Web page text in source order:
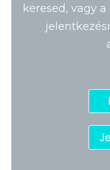
keresed, vagy